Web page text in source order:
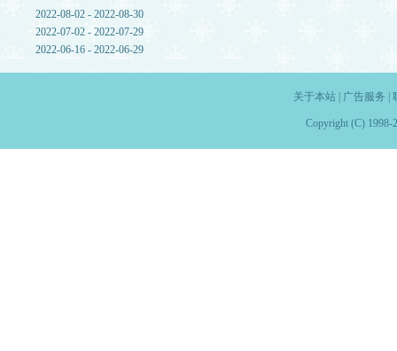
2022-08-02 - 2022-08-30
2022-07-02 - 2022-07-29
2022-06-16 - 2022-06-29
关于本站| 广告服务
Copyright (C) 1998-